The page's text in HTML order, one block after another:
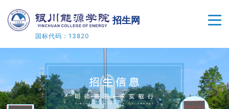
招生网
国标代码：13820
招生信息
专业设置